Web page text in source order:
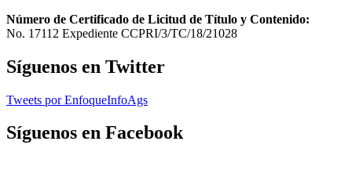
Número de Certificado de Licitud de Título y Contenido:
No. 17112 Expediente CCPRI/3/TC/18/21028
Síguenos en Twitter
Tweets por EnfoqueInfoAgs
Síguenos en Facebook